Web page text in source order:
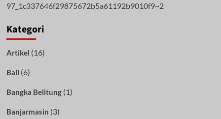
Kategori
Artikel (16)
Bali (6)
Bangka Belitung(1)
Banjarmasin (3)